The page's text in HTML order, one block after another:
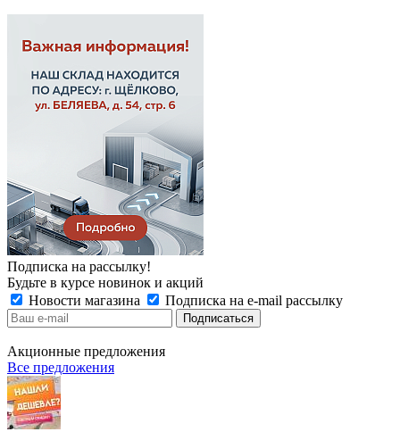
Подписка на рассылку!
Будьте в курсе новинок и акций
Новости магазина
Подписка на e-mail рассылку
Акционные предложения
Все предложения